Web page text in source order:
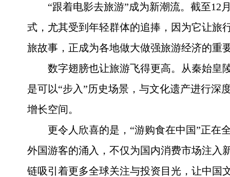
“跟着电影去旅游”成为新潮流。截至12
式，尤其受到年轻群体的追捧，因为它让旅
旅故事，正成为各地做大做强旅游经济的重
数字翅膀也让旅游飞得更高。从秦始皇
是可以“步入”历史场景，与文化遗产进行深
增长空间。
更令人欣喜的是，“游购食在中国”正在
外国游客的涌入，不仅为国内消费市场注入
链吸引着更多全球关注与投资目光，让中国